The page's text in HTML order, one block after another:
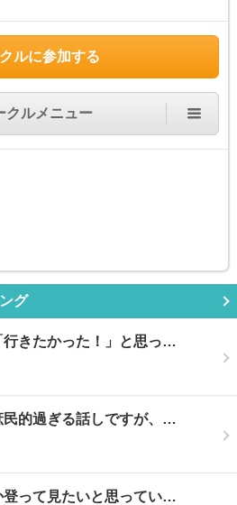
ルに参加する
クルメニュー
グ
行きたかった！」と思っ…
民的過ぎる話しですが、…
登って見たいと思ってい…